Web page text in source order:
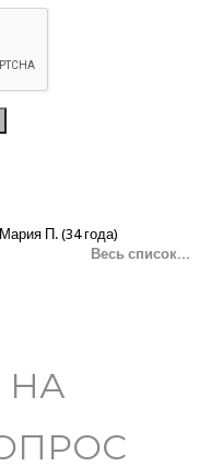
Мария П. (34 года)
Весь список...
НА